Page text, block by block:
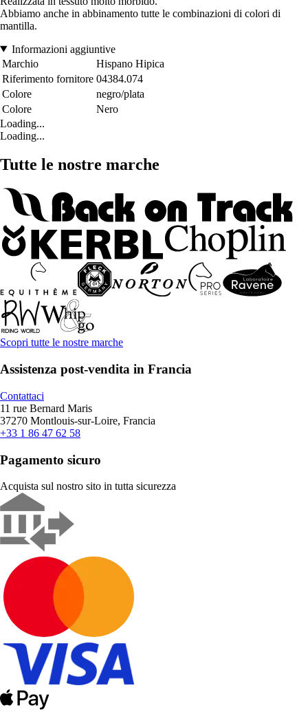
Abbiamo anche in abbinamento tutte le combinazioni di colori di
mantilla.
Informazioni aggiuntive
Marchio
Hispano Hipica
Riferimento fornitore 04384.074
Colore
negro/plata
Colore
Nero
Loading...
Loading...
Tutte le nostre marche
Scopri tutte le nostre marche
Assistenza post-vendita in Francia
Contattaci
11 rue Bernard Maris
37270 Montlouis-sur-Loire, Francia
+33 1 86 47 62 58
Pagamento sicuro
Acquista sul nostro sito in tutta sicurezza